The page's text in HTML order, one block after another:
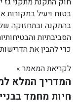
בטוח ויעיל
בהתקנה ובתחזוקה
הסביבתיות
כדי להבין את
לקריאת המאמר »
המדריך המלא
חיות מחמד